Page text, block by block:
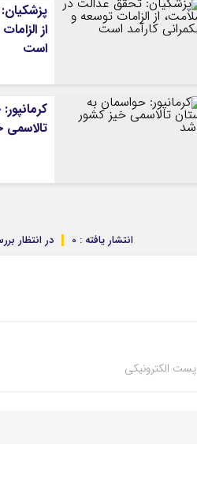
از
است
تالاسمی
در انتظار انتشار یافته : 0
پست الکترونیکی